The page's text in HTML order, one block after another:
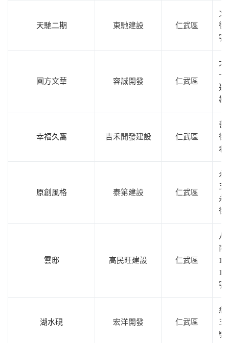
天馳二期 東馳建設 仁武區
文
街
號
圓方文華 容誠開發 仁武區
大
一
近
雄
幸福久窩 吉禾開發建設 仁武區
善
街
巷
原創風格 泰第建設 仁武區
永
五
永
街
雲邸 高民旺建設 仁武區
八
南
16
號
湖水硯 宏洋開發 仁武區
慈
五
號